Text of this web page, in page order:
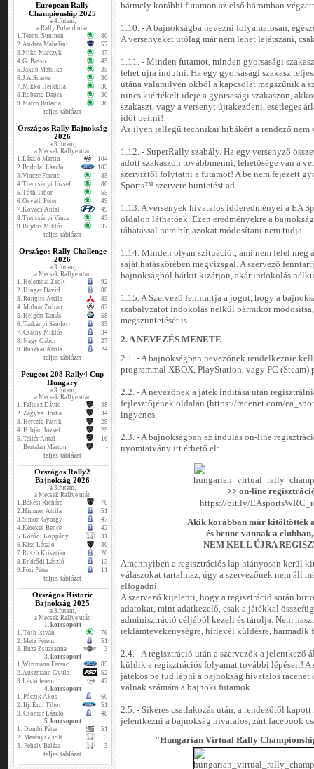
European Rally
Championship 2025
a 4.futam,
a Rally Poland után
1.Teemu Suninen
80
2.Andrea Mabelini
57
3.Miko Marczyk
47
4.G. Basso
45
5.Jakub Matulka
35
6.J.A.Suarez
30
7.Mikko Heikkila
30
8.Roberto Dapra
30
9.Marco Bulacia 30
teljes táblázat
Országos Rally Bajnokság
2026
a 3.futam,
a Mecsek Rallye után
1.László Martin
104
2.Bodolai László
103
3.Vincze Ferenc
85
4.Trencsényi József
80
5.Tóth Tibor
55
6.Osváth Péter
49
7.Kovács Antal
49
8.Trencsényi Vince
43
9.Bujdos Miklós 37
teljes táblázat
Országos Rally Challenge
2026
a 3.futam,
a Mecsek Rallye után
1. Helembai Zsolt
92
2. Hinger Dávid
88
3. Rongits Attila
85
4. Molnár Zoltán
62
5. Helgert Tamás
58
6. Tárkányi Sándor
35
7. Csáthy Miklós
34
8. Nagy Gábor
27
9. Ruszkai Attila 24
teljes táblázat
Peugeot 208 Rally4 Cup
Hungary
a 3.futam,
a Mecsek Rallye után
1. Faltusz Dávid
38
2. Zagyva Dorka
34
3. Herczig Patrik
29
4. Hibján József
29
5. Tellér Antal
16
Bertalan Márton
-
teljes táblázat
Országos Rally2
Bajnokság 2026
a 3.futam,
a Mecsek Rallye után
1.Békési Richárd
70
2.Himmer Attila
51
3.Simon György
47
4.Kerekes Bence
42
5.Kóródi Koppány
31
6.Kiss László
30
7.Ruszó Krisztián
20
8.Endrődi László
13
9.Fóti Péter 11
teljes táblázat
Országos Historic
Bajnokság 2025
a 3.futam,
a Mecsek Rallye után
1. korcsoport
1. Tóth István
76
2. Metz Ferenc
51
3. Buza Zsuzsanna
3
3. korcsoport
1.Wirtmann Ferenc
85
2.Auszmann Gyula
52
3.Lévai ferenc
42
4. korcsoport
1. Póczik Ákos
60
2. Ifj. Érdi Tibor
51
3. Csomor László
48
5. korcsoport
1. Dombi Péter
51
2. Merényi Zsolt
3
3. Pehely Balázs 3
teljes táblázat
bármely korábbi futamon az első háromban
1.10. - A bajnokságba nevezni folyamatosan,
A versenyeket utólag már nem lehet lejátszani,
1.11. - Minden futamot, minden gyorsasági
lehet újra indulni. Ha egy gyorsasági szakasz
utána valamilyen okból a kapcsolat megszűnik a
nincs kiértékelt ideje a gyorsasági szakaszon,
szakaszt, vagy a versenyt újrakezdeni, esetleges
időt beírni!
Az ilyen jellegű technikai hibákért a rendező nem
1.12. - SuperRally szabály. Ha egy versenyző
adott szakaszon továbbmenni, lehetősége van a
szerviztől folytatni a futamot! A be nem fejezett
Sports™ szervere büntetést ad.
1.13. A versenyek hivatalos időeredményei a EA
oldalon láthatóak. Ezen eredményekre a
ráhatással nem bír, azokat módosítani nem tudja.
1.14. Minden olyan szituációt, ami nem felel meg
saját hatáskörében megvizsgál. A szervező
bajnokságból bárkit kizárjon, akár indokolás
1.15. A Szervező fenntartja a jogot, hogy a
szabályzatot indokolás nélkül bármikor
megszüntetését is.
2. A NEVEZÉS MENETE
2.1. - A bajnokságban nevezőnek rendelkeznie
programmal XBOX, PlayStation, vagy PC (Steam)
2.2. - A nevezőnek a játék indítása után
fejlesztőjének oldalán (https://racenet.com/
ingyenes.
2.3. - A bajnokságban az indulás on-line
nyomtatvány itt érhető el:
>> on-line
https://bit.ly/
Akik korábban már kitöltötték
és benne vannak a
NEM KELL ÚJRA
Amennyiben a regisztrációs lap hiányosan kerül
válaszokat tartalmaz, úgy a szervezőnek nem áll
elfogadni.
A szervező kijelenti, hogy a regisztráció során
adatokat, mint adatkezelő, csak a játékkal
adminisztráció céljából kezeli és tárolja. Nem
reklámtevékenységre, hírlevél küldésre, harmadik
2.4. - A regisztráció után a szervezők a jelentkező
küldik a regisztrációs folyamat további lépéseit! A
játékos be tud lépni a bajnokság hivatalos racenet
válnak számára a bajnoki futamok.
2.5. - Sikeres csatlakozás után, a rendezőtől
jelentkezni a bajnokság hivatalos, zárt facebook
"Hungarian Virtual Rally